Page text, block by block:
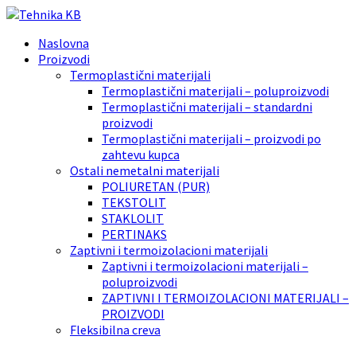
Naslovna
Proizvodi
Termoplastični materijali
Termoplastični materijali – poluproizvodi
Termoplastični materijali – standardni
proizvodi
Termoplastični materijali – proizvodi po
zahtevu kupca
Ostali nemetalni materijali
POLIURETAN (PUR)
TEKSTOLIT
STAKLOLIT
PERTINAKS
Zaptivni i termoizolacioni materijali
Zaptivni i termoizolacioni materijali –
poluproizvodi
ZAPTIVNI I TERMOIZOLACIONI MATERIJALI –
PROIZVODI
Fleksibilna creva